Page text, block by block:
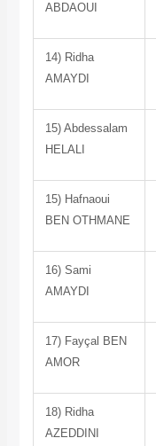
ABDAOUI
14) Ridha
AMAYDI
15) Abdessalam
HELALI
15) Hafnaoui
BEN OTHMANE
16) Sami
AMAYDI
17) Fayçal BEN
AMOR
18) Ridha
AZEDDINI